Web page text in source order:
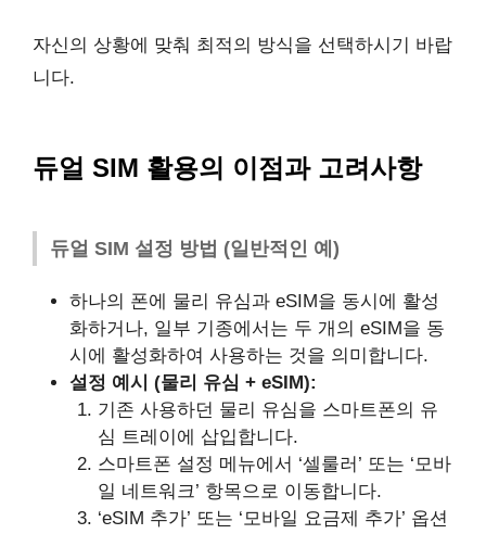
자신의 상황에 맞춰 최적의 방식을 선택하시기 바랍
니다.
듀얼 SIM 활용의 이점과 고려사항
듀얼 SIM 설정 방법 (일반적인 예)
하나의 폰에 물리 유심과 eSIM을 동시에 활성
화하거나, 일부 기종에서는 두 개의 eSIM을 동
시에 활성화하여 사용하는 것을 의미합니다.
설정 예시 (물리 유심 + eSIM):
기존 사용하던 물리 유심을 스마트폰의 유
심 트레이에 삽입합니다.
스마트폰 설정 메뉴에서 ‘셀룰러’ 또는 ‘모바
일 네트워크’ 항목으로 이동합니다.
‘eSIM 추가’ 또는 ‘모바일 요금제 추가’ 옵션